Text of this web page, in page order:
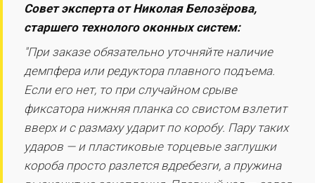
Совет эксперта от Николая Белозёрова,
старшего технолого оконных систем:
"При заказе обязательно уточняйте наличие
демпфера или редуктора плавного подъема.
Если его нет, то при случайном срыве
фиксатора нижняя планка со свистом взлетит
вверх и с размаху ударит по коробу. Пару таких
ударов — и пластиковые торцевые заглушки
короба просто разлется вдребезги, а пружина